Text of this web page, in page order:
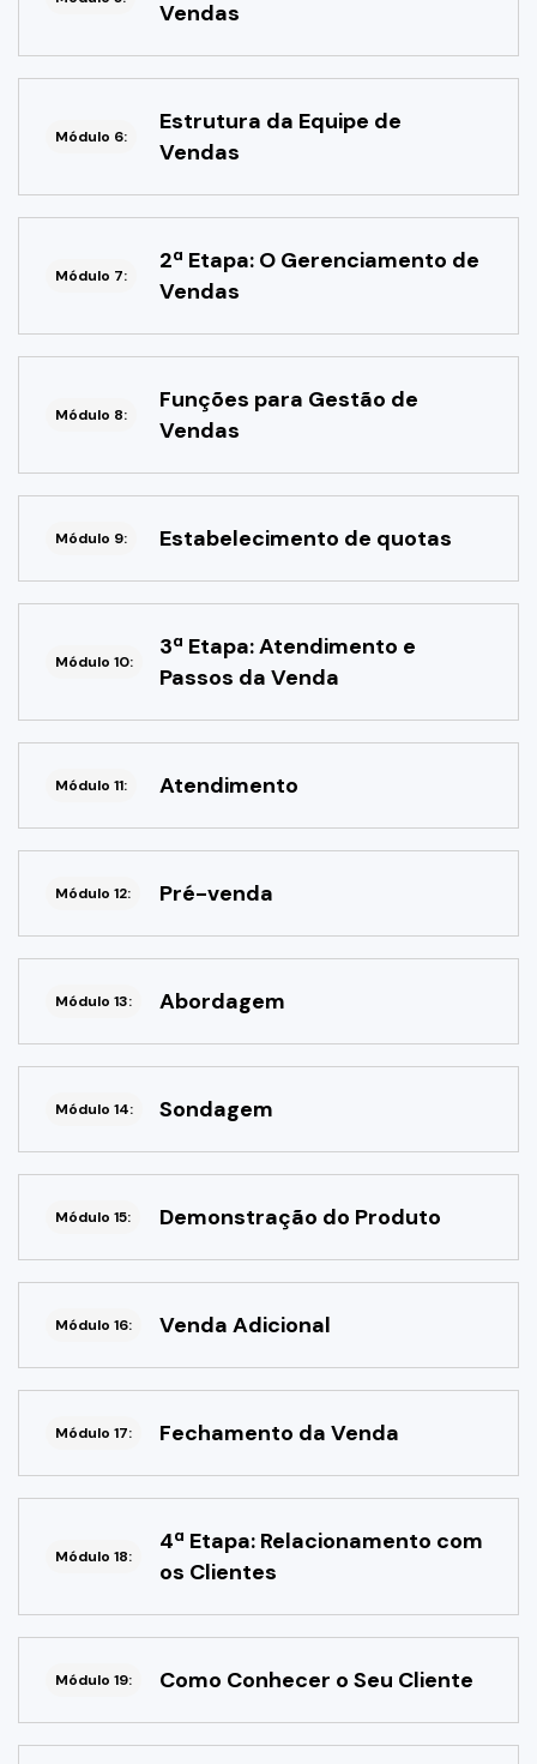
Vendas
Módulo 6:
Estrutura da Equipe de
Vendas
Módulo 7:
2ª Etapa: O Gerenciamento de
Vendas
Módulo 8:
Funções para Gestão de
Vendas
Módulo 9: Estabelecimento de quotas
Módulo 10:
3ª Etapa: Atendimento e
Passos da Venda
Módulo 11: Atendimento
Módulo 12: Pré-venda
Módulo 13: Abordagem
Módulo 14: Sondagem
Módulo 15: Demonstração do Produto
Módulo 16: Venda Adicional
Módulo 17: Fechamento da Venda
Módulo 18:
4ª Etapa: Relacionamento com
os Clientes
Módulo 19: Como Conhecer o Seu Cliente